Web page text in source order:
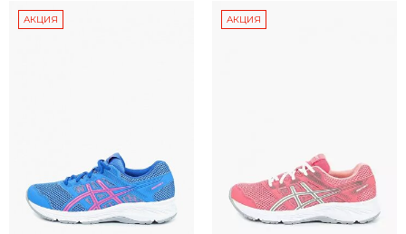
АКЦИЯ АКЦИЯ